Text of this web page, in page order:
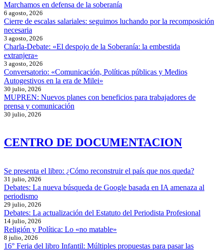
Marchamos en defensa de la soberanía
6 agosto, 2026
Cierre de escalas salariales: seguimos luchando por la recomposición
necesaria
3 agosto, 2026
Charla-Debate: «El despojo de la Soberanía: la embestida
extranjera»
3 agosto, 2026
Conversatorio: «Comunicación, Políticas públicas y Medios
Autogestivos en la era de Milei»
30 julio, 2026
MUPREN: Nuevos planes con beneficios para trabajadores de
prensa y comunicación
30 julio, 2026
CENTRO DE DOCUMENTACION
Se presenta el libro: ¿Cómo reconstruir el país que nos queda?
31 julio, 2026
Debates: La nueva búsqueda de Google basada en IA amenaza al
periodismo
29 julio, 2026
Debates: La actualización del Estatuto del Periodista Profesional
14 julio, 2026
Religión y Política: Lo «no matable»
8 julio, 2026
16° Feria del libro Infantil: Múltiples propuestas para pasar las